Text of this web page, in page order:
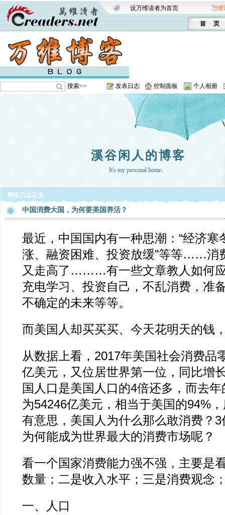
设万维读者为首页 万维
首 页
搜索>> 发表日志 控制面板 个人相册
溪谷闲人的博客
It's my personal home。
网络日志正文
中国消费大国，为何要美国养活？
最近，中国国内有一种思潮：“经济寒
涨、融资困难、投资放缓”等等……消
又走高了………有一些文章教人如何
充电学习、投资自己，不乱消费，准
不确定的未来等等。
而美国人却买买买、今天花明天的钱
从数据上看，2017年美国社会消费品
亿美元，又位居世界第一位，同比增
国人口是美国人口的4倍还多，而去
为54246亿美元，相当于美国的94%
有意思，美国人为什么那么敢消费？
为何能成为世界最大的消费市场呢？
看一个国家消费能力强不强，主要是
数量；二是收入水平；三是消费观念
一、人口